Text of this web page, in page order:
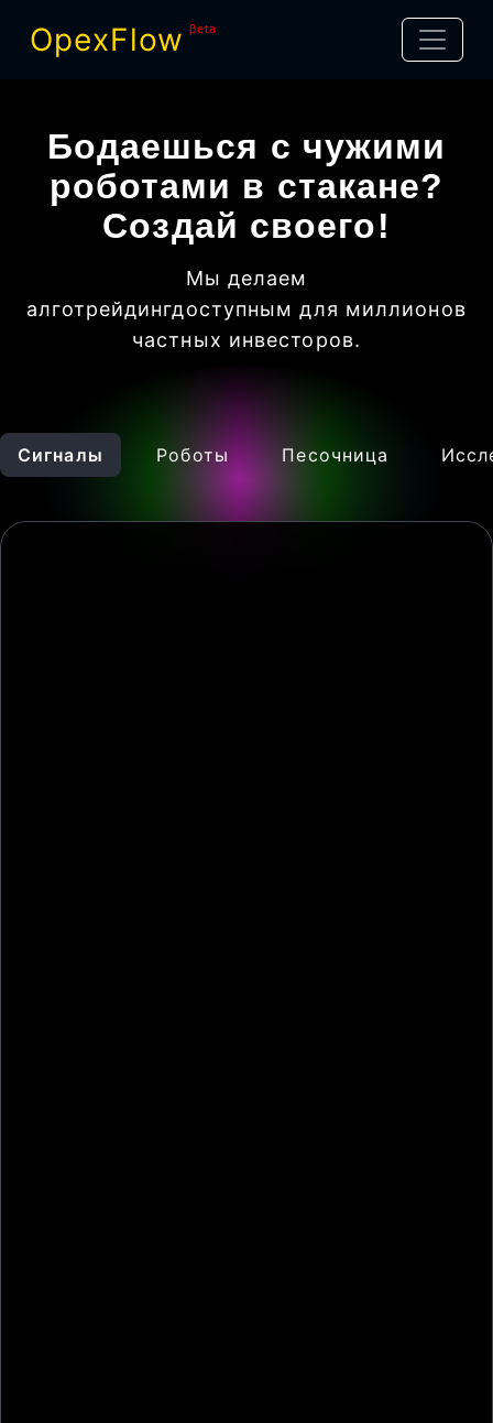
OpexFlow βeta
Бодаешься с чужими
роботами в стакане?
Создай своего!
Мы делаем
алготрейдингдоступным для миллионов
частных инвесторов.
Сигналы Роботы Песочница